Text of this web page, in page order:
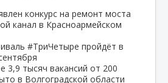
конкурс на ремонт моста
канал в Красноармейском
#ТриЧетыре пройдёт в
3,9 тысяч вакансий от 200
в Волгоградской области